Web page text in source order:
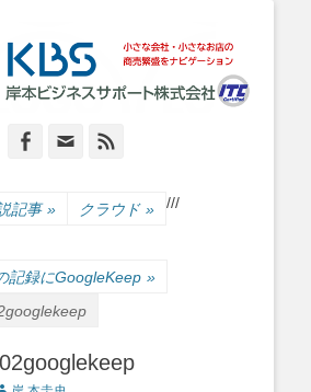
岸本ビジネスサポ
ート株式会社
なお店のIT経営をナビゲーション
Facebook
Email
記事 » /
クラウド » //
記録にGoogleKeep »